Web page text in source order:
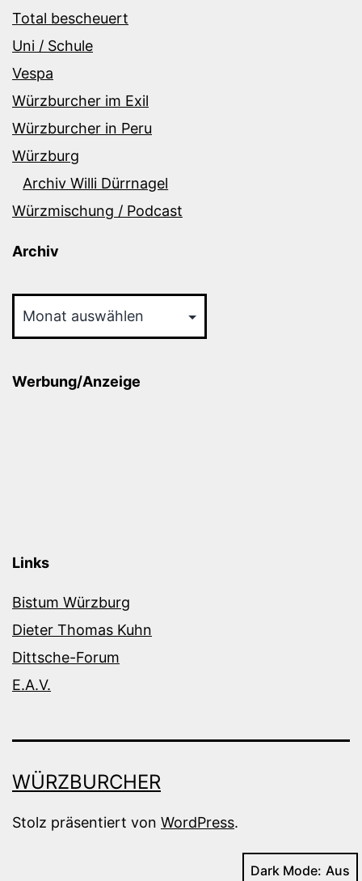
Total bescheuert
Uni / Schule
Vespa
Würzburcher im Exil
Würzburcher in Peru
Würzburg
Archiv Willi Dürrnagel
Würzmischung / Podcast
Archiv
Werbung/Anzeige
Links
Bistum Würzburg
Dieter Thomas Kuhn
Dittsche-Forum
E.A.V.
WÜRZBURCHER
Stolz präsentiert von WordPress.
Dark Mode: